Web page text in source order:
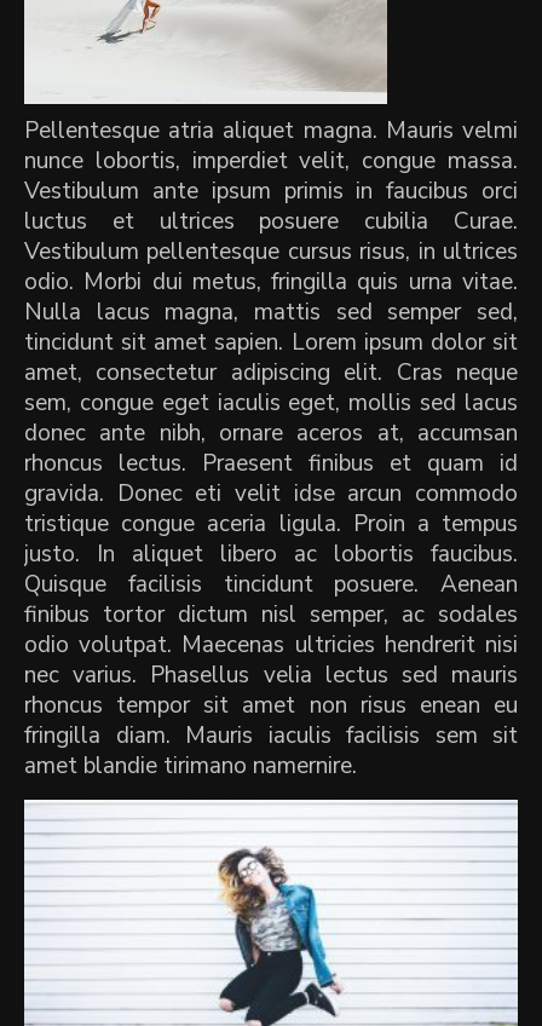
Pellentesque atria aliquet magna. Mauris velmi
nunce lobortis, imperdiet velit, congue massa.
Vestibulum ante ipsum primis in faucibus orci
luctus et ultrices posuere cubilia Curae.
Vestibulum pellentesque cursus risus, in ultrices
odio. Morbi dui metus, fringilla quis urna vitae.
Nulla lacus magna, mattis sed semper sed,
tincidunt sit amet sapien. Lorem ipsum dolor sit
amet, consectetur adipiscing elit. Cras neque
sem, congue eget iaculis eget, mollis sed lacus
donec ante nibh, ornare aceros at, accumsan
rhoncus lectus. Praesent finibus et quam id
gravida. Donec eti velit idse arcun commodo
tristique congue aceria ligula. Proin a tempus
justo. In aliquet libero ac lobortis faucibus.
Quisque facilisis tincidunt posuere. Aenean
finibus tortor dictum nisl semper, ac sodales
odio volutpat. Maecenas ultricies hendrerit nisi
nec varius. Phasellus velia lectus sed mauris
rhoncus tempor sit amet non risus enean eu
fringilla diam. Mauris iaculis facilisis sem sit
amet blandie tirimano namernire.